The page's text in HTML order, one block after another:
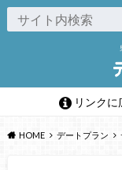
リンクに
HOME デートプラン